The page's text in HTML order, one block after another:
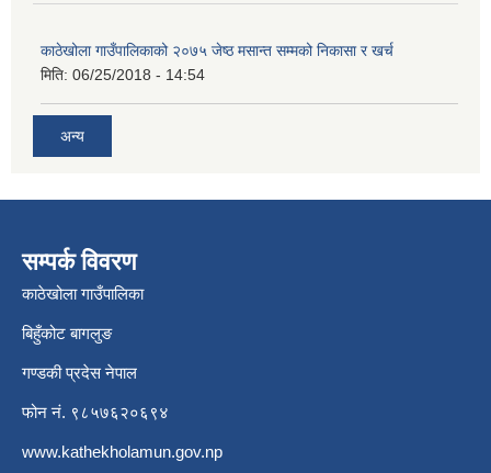
काठेखोला गाउँपालिकाको २०७५ जेष्ठ मसान्त सम्मको निकासा र खर्च
मिति: 06/25/2018 - 14:54
अन्य
सम्पर्क विवरण
काठेखोला गाउँपालिका
बिहुँकोट बागलुङ
गण्डकी प्रदेस नेपाल
फोन नं. ९८५७६२०६९४
www.kathekholamun.gov.np